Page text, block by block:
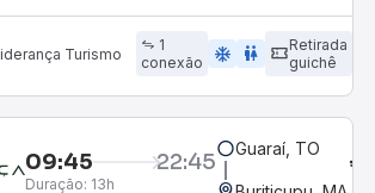
Turismo
1
conexão
ac_unit wc
Retirada
guichê
09:45 22:45
Duração: 13h
Guaraí, TO